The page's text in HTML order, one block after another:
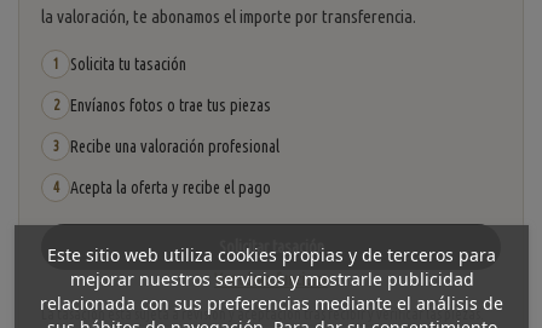
la valoración, te abonamos el importe por transferencia.
1 Solicita tu tasación
2 Envíanos fotos o trae tus piezas
3 Recibe una valoración profesional
4 Acepta la oferta y recibe el pago
Solicitar tasación
Ver cómo funciona
La tasación está sujeta a revisión y aceptación tras recibir y verificar las piezas.
Este sitio web utiliza cookies propias y de terceros para
mejorar nuestros servicios y mostrarle publicidad
relacionada con sus preferencias mediante el análisis de